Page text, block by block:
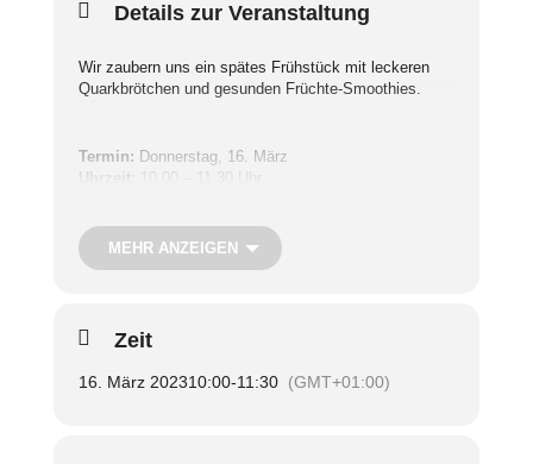
Details zur Veranstaltung
Wir zaubern uns ein spätes Frühstück mit leckeren
Quarkbrötchen und gesunden Früchte-Smoothies.
Termin: Donnerstag, 16. März
Uhrzeit:
10.00 – 11.30 Uhr
MEHR ANZEIGEN
Zeit
16. März 202310:00-11:30 (GMT+01:00)